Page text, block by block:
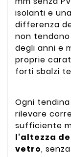
isolanti e
differenza
non
degli anni e
proprie
forti sbalzi
Ogni
rilevare
sufficiente
l'altezza
vetro,